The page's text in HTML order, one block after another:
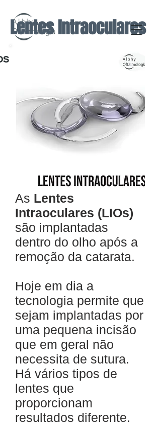
Lentes Intraoculares
As Lentes
Intraoculares (LIOs)
são implantadas
dentro do olho após a
remoção da catarata.
Hoje em dia a
tecnologia permite que
sejam implantadas por
uma pequena incisão
que em geral não
necessita de sutura.
Há vários tipos de
lentes que
proporcionam
resultados diferente.